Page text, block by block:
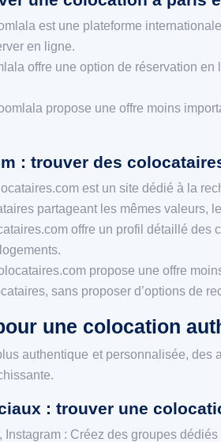
est une plateforme
en ligne.
offre une option de réservation
propose une offre moins
: trouver des
est un site dédié à la
partageant les mêmes valeurs,
offre un profil détaillé
propose une offre
sans proposer d’options de
une colocation
authentique et personnalisée,
: trouver une
Instagram : Créez des groupes